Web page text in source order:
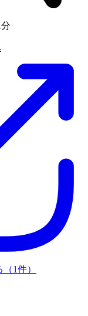
1件）